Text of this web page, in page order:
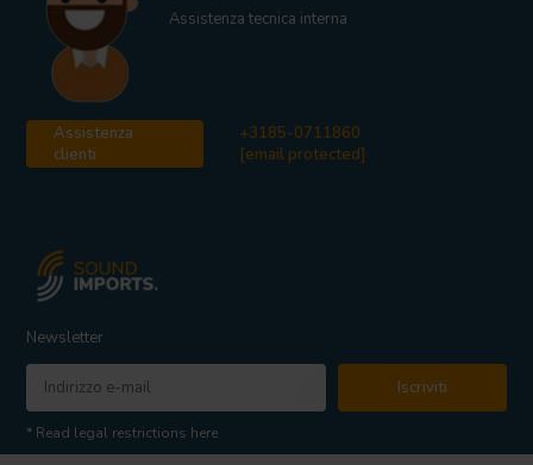
Assistenza tecnica interna
Assistenza
clienti
+3185-0711860
[email protected]
Newsletter
Iscriviti
* Read legal restrictions here